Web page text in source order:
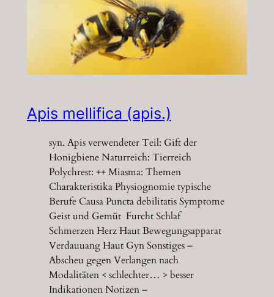
Apis mellifica (apis.)
syn. Apis verwendeter Teil: Gift der
Honigbiene Naturreich: Tierreich
Polychrest: ++ Miasma: Themen
Charakteristika Physiognomie typische
Berufe Causa Puncta debilitatis Symptome
Geist und Gemüt Furcht Schlaf
Schmerzen Herz Haut Bewegungsapparat
Verdauuang Haut Gyn Sonstiges –
Abscheu gegen Verlangen nach
Modalitäten < schlechter… > besser
Indikationen Notizen –